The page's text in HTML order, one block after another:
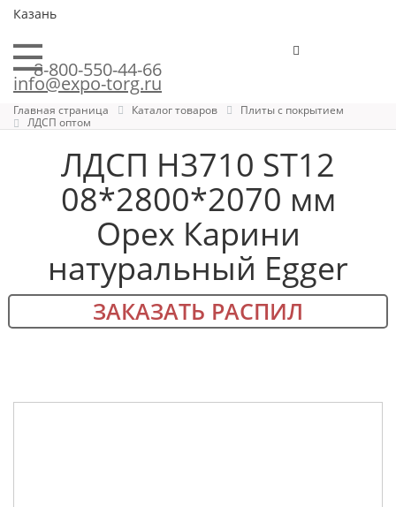
Казань
8-800-550-44-66
info@expo-torg.ru
Главная страница Каталог товаров
Плиты с покрытием
ЛДСП оптом
ЛДСП H3710 ST12
08*2800*2070 мм
Орех Карини
натуральный Egger
ЗАКАЗАТЬ РАСПИЛ